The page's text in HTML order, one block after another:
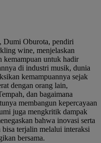
Dumi Oburota, pendiri
wine, menjelaskan
kemampuan untuk hadir
di industri musik, dunia
kemampuannya sejak
dengan orang lain,
dan bagaimana
membangun kepercayaan
juga mengkritik dampak
bahwa inovasi serta
bisa terjalin melalui interaksi
bersama.